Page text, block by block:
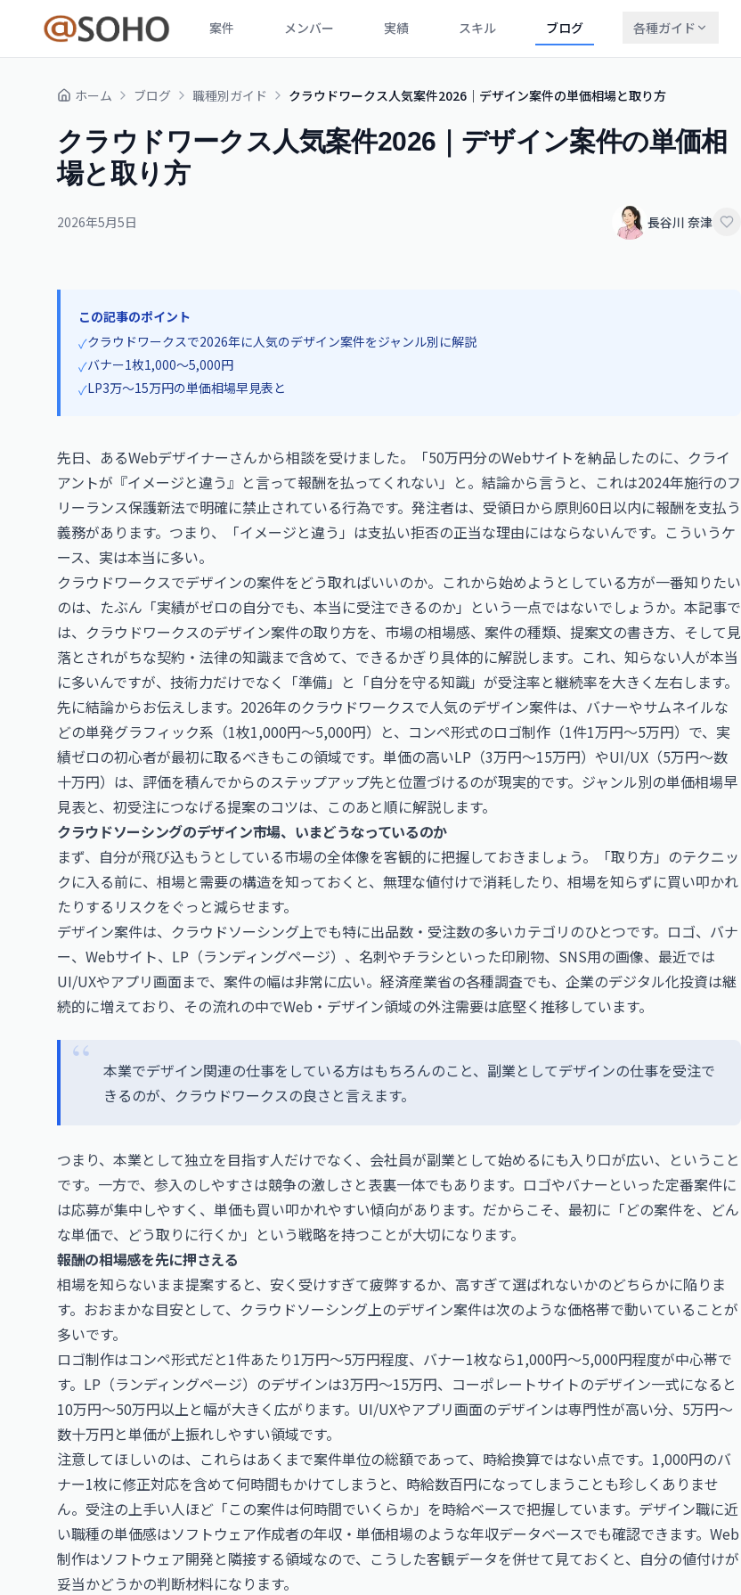
案件 メンバー 実績 スキル ブログ 各種ガイド
ホーム ブログ 職種別ガイド クラウドワークス人気案件2026｜デザイン案件の単価相場と取り方
クラウドワークス人気案件2026｜デザイン案件の単価相
場と取り方
2026年5月5日 長谷川 奈津
この記事のポイント
✓クラウドワークスで2026年に人気のデザイン案件をジャンル別に解説
✓バナー1枚1,000〜5,000円
✓LP3万〜15万円の単価相場早見表と
先日、あるWebデザイナーさんから相談を受けました。「50万円分のWebサイトを納品したのに、クライ
アントが『イメージと違う』と言って報酬を払ってくれない」と。結論から言うと、これは2024年施行のフ
リーランス保護新法で明確に禁止されている行為です。発注者は、受領日から原則60日以内に報酬を支払う
義務があります。つまり、「イメージと違う」は支払い拒否の正当な理由にはならないんです。こういうケ
ース、実は本当に多い。
クラウドワークスでデザインの案件をどう取ればいいのか。これから始めようとしている方が一番知りたい
のは、たぶん「実績がゼロの自分でも、本当に受注できるのか」という一点ではないでしょうか。本記事で
は、クラウドワークスのデザイン案件の取り方を、市場の相場感、案件の種類、提案文の書き方、そして見
落とされがちな契約・法律の知識まで含めて、できるかぎり具体的に解説します。これ、知らない人が本当
に多いんですが、技術力だけでなく「準備」と「自分を守る知識」が受注率と継続率を大きく左右します。
先に結論からお伝えします。2026年のクラウドワークスで人気のデザイン案件は、バナーやサムネイルな
どの単発グラフィック系（1枚1,000円〜5,000円）と、コンペ形式のロゴ制作（1件1万円〜5万円）で、実
績ゼロの初心者が最初に取るべきもこの領域です。単価の高いLP（3万円〜15万円）やUI/UX（5万円〜数
十万円）は、評価を積んでからのステップアップ先と位置づけるのが現実的です。ジャンル別の単価相場早
見表と、初受注につなげる提案のコツは、このあと順に解説します。
クラウドソーシングのデザイン市場、いまどうなっているのか
まず、自分が飛び込もうとしている市場の全体像を客観的に把握しておきましょう。「取り方」のテクニッ
クに入る前に、相場と需要の構造を知っておくと、無理な値付けで消耗したり、相場を知らずに買い叩かれ
たりするリスクをぐっと減らせます。
デザイン案件は、クラウドソーシング上でも特に出品数・受注数の多いカテゴリのひとつです。ロゴ、バナ
ー、Webサイト、LP（ランディングページ）、名刺やチラシといった印刷物、SNS用の画像、最近では
UI/UXやアプリ画面まで、案件の幅は非常に広い。経済産業省の各種調査でも、企業のデジタル化投資は継
続的に増えており、その流れの中でWeb・デザイン領域の外注需要は底堅く推移しています。
本業でデザイン関連の仕事をしている方はもちろんのこと、副業としてデザインの仕事を受注で
きるのが、クラウドワークスの良さと言えます。
つまり、本業として独立を目指す人だけでなく、会社員が副業として始めるにも入り口が広い、ということ
です。一方で、参入のしやすさは競争の激しさと表裏一体でもあります。ロゴやバナーといった定番案件に
は応募が集中しやすく、単価も買い叩かれやすい傾向があります。だからこそ、最初に「どの案件を、どん
な単価で、どう取りに行くか」という戦略を持つことが大切になります。
報酬の相場感を先に押さえる
相場を知らないまま提案すると、安く受けすぎて疲弊するか、高すぎて選ばれないかのどちらかに陥りま
す。おおまかな目安として、クラウドソーシング上のデザイン案件は次のような価格帯で動いていることが
多いです。
ロゴ制作はコンペ形式だと1件あたり1万円〜5万円程度、バナー1枚なら1,000円〜5,000円程度が中心帯で
す。LP（ランディングページ）のデザインは3万円〜15万円、コーポレートサイトのデザイン一式になると
10万円〜50万円以上と幅が大きく広がります。UI/UXやアプリ画面のデザインは専門性が高い分、5万円〜
数十万円と単価が上振れしやすい領域です。
注意してほしいのは、これらはあくまで案件単位の総額であって、時給換算ではない点です。1,000円のバ
ナー1枚に修正対応を含めて何時間もかけてしまうと、時給数百円になってしまうことも珍しくありませ
ん。受注の上手い人ほど「この案件は何時間でいくらか」を時給ベースで把握しています。デザイン職に近
い職種の単価感はソフトウェア作成者の年収・単価相場のような年収データベースでも確認できます。Web
制作はソフトウェア開発と隣接する領域なので、こうした客観データを併せて見ておくと、自分の値付けが
妥当かどうかの判断材料になります。